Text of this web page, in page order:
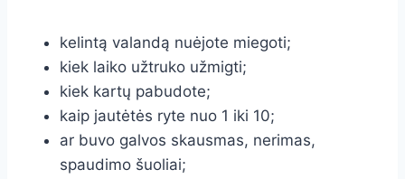
kelintą valandą nuėjote miegoti;
kiek laiko užtruko užmigti;
kiek kartų pabudote;
kaip jautėtės ryte nuo 1 iki 10;
ar buvo galvos skausmas, nerimas,
spaudimo šuoliai;